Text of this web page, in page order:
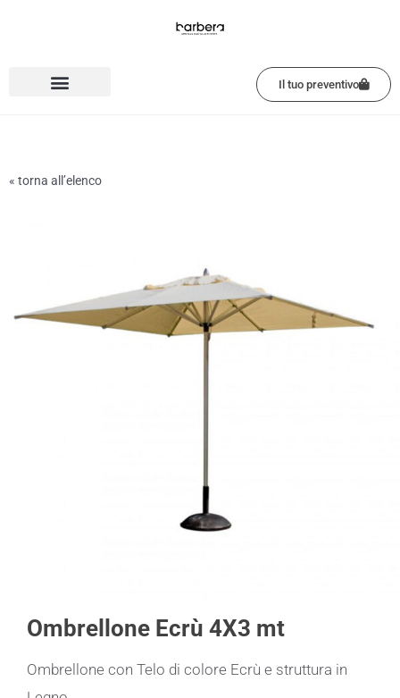
Il tuo preventivo
« torna all’elenco
Ombrellone Ecrù 4X3 mt
Ombrellone con Telo di colore Ecrù e struttura in